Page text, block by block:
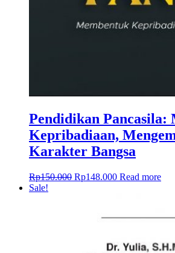
Pendidikan Pancasila:
Kepribadiaan,
Karakter Bangsa
Rp150.000 Rp148.000 Read more
Sale!